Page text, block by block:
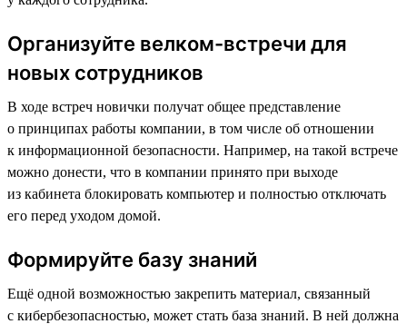
Организуйте велком-встречи для
новых сотрудников
В ходе встреч новички получат общее представление
о принципах работы компании, в том числе об отношении
к информационной безопасности. Например, на такой встрече
можно донести, что в компании принято при выходе
из кабинета блокировать компьютер и полностью отключать
его перед уходом домой.
Формируйте базу знаний
Ещё одной возможностью закрепить материал, связанный
с кибербезопасностью, может стать база знаний. В ней должна